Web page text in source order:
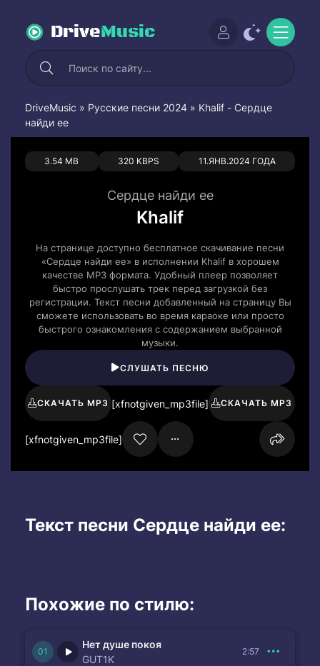
DriveMusic
DriveMusic » Русские песни 2024 » Khalif - Сердце
найди ее
3.54 MB 320 KBPS 11.ЯНВ.2024 ГОДА
0 0
Сердце найди ее
Khalif
На странице доступно бесплатное скачивание песни
«Сердце найди ее» в исполнении Khalif в хорошем
качестве MP3 формата. Удобный плеер позволяет
быстро прослушать трек перед загрузкой без
регистрации. Текст песни добавленный на страницу Вы
сможете использовать во время караоке или просто
быстрого ознакомления с содержанием выбранной
музыки.
СЛУШАТЬ ПЕСНЮ
СКАЧАТЬ MP3 [xfnotgiven_mp3file] СКАЧАТЬ MP3
[xfnotgiven_mp3file]
Текст песни Сердце найди ее:
Похожие по стилю:
Нет душе покоя
GUT1K
2:57